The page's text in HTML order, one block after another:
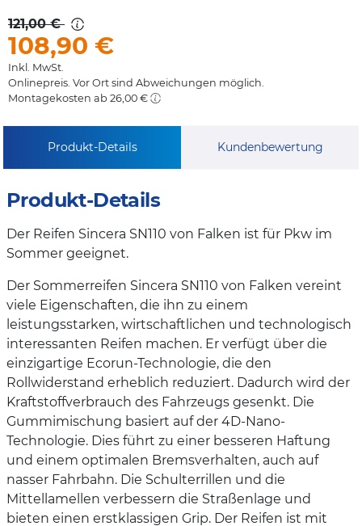
121,00 €
108,90 €
Inkl. MwSt.
Onlinepreis. Vor Ort sind Abweichungen möglich.
Montagekosten ab 26,00 €
Produkt-Details Kundenbewertung
Produkt-Details
Der Reifen Sincera SN110 von Falken ist für Pkw im
Sommer geeignet.
Der Sommerreifen Sincera SN110 von Falken vereint
viele Eigenschaften, die ihn zu einem
leistungsstarken, wirtschaftlichen und technologisch
interessanten Reifen machen. Er verfügt über die
einzigartige Ecorun-Technologie, die den
Rollwiderstand erheblich reduziert. Dadurch wird der
Kraftstoffverbrauch des Fahrzeugs gesenkt. Die
Gummimischung basiert auf der 4D-Nano-
Technologie. Dies führt zu einer besseren Haftung
und einem optimalen Bremsverhalten, auch auf
nasser Fahrbahn. Die Schulterrillen und die
Mittellamellen verbessern die Straßenlage und
bieten einen erstklassigen Grip. Der Reifen ist mit